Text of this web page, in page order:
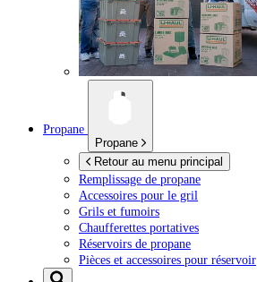
Propane
Propane
Retour au menu principal
Remplissage de propane
Accessoires pour le gril
Grils et fumoirs
Chaufferettes portatives
Réservoirs de propane
Pièces et accessoires pour réservoir